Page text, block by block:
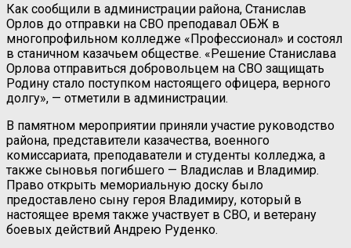
Как сообщили в администрации района, Станислав
Орлов до отправки на СВО преподавал ОБЖ в
многопрофильном колледже «Профессионал» и состоял
в станичном казачьем обществе. «Решение Станислава
Орлова отправиться добровольцем на СВО защищать
Родину стало поступком настоящего офицера, верного
долгу», — отметили в администрации.
В памятном мероприятии приняли участие руководство
района, представители казачества, военного
комиссариата, преподаватели и студенты колледжа, а
также сыновья погибшего — Владислав и Владимир.
Право открыть мемориальную доску было
предоставлено сыну героя Владимиру, который в
настоящее время также участвует в СВО, и ветерану
боевых действий Андрею Руденко.